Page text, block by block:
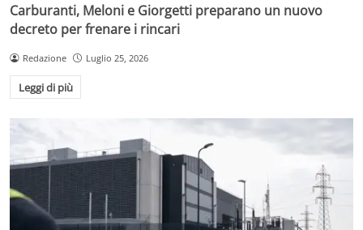
Carburanti, Meloni e Giorgetti preparano un nuovo
decreto per frenare i rincari
Redazione Luglio 25, 2026
Leggi di più